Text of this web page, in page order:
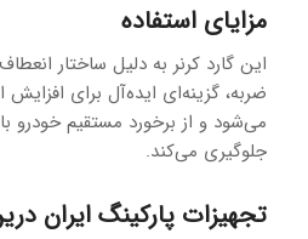
مزایای استفاده
این گارد کرنر به دلیل ساختار
ضربه، گزینه‌ای ایده‌آل برای
می‌شود و از برخورد مستقیم خودرو
جلوگیری می‌کند.
تجهیزات پارکینگ ایران